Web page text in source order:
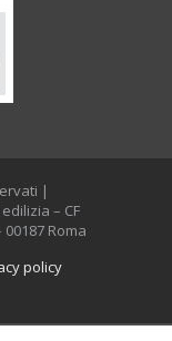
|
– CF
Roma
policy